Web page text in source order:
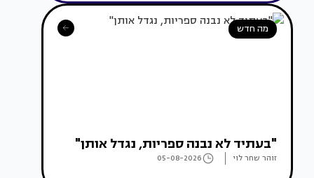
מה חדש
"בעתיד לא נבנה ספריות, נגדל אותן"
זוהר שחר לוי 05-08-2026